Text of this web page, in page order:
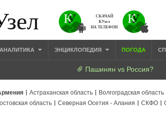
СКАЧАЙ
КУзел
НА ТЕЛЕФОН
АНАЛИТИКА ЭНЦИКЛОПЕДИЯ ПОГОДА
Пашинян vs Россия?
Астраханская область Волгоградская область
область Северная Осетия - Алания СКФО